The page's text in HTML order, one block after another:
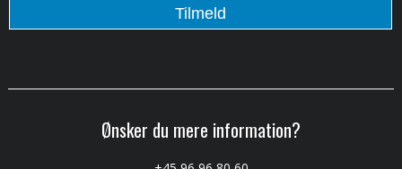
Ønsker du mere information?